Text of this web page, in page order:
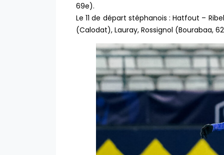
69e).
Le 11 de départ stéphanois : Hatfout –
(Calodat), Lauray, Rossignol (Bourabaa,